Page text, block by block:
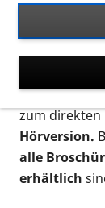
Ort. Nutzen
nach Flyern
suchen. Die
zum direkten
Hörversion.
alle
erhältlich